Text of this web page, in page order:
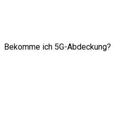
Bekomme ich 5G-Abdeckung?